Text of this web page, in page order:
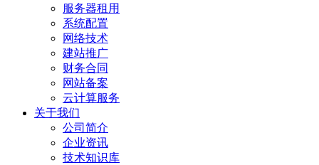
服务器租用
系统配置
网络技术
建站推广
财务合同
网站备案
云计算服务
关于我们
公司简介
企业资讯
技术知识库